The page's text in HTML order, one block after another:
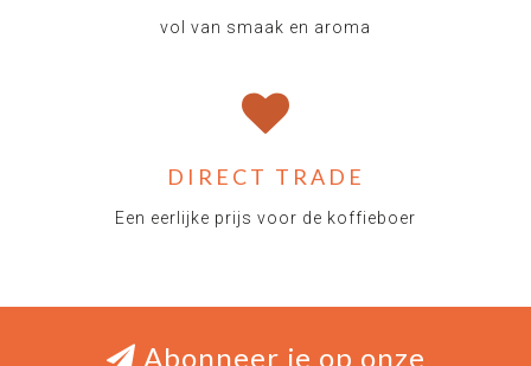
vol van smaak en aroma
DIRECT TRADE
Een eerlijke prijs voor de koffieboer
Abonneer je op onze